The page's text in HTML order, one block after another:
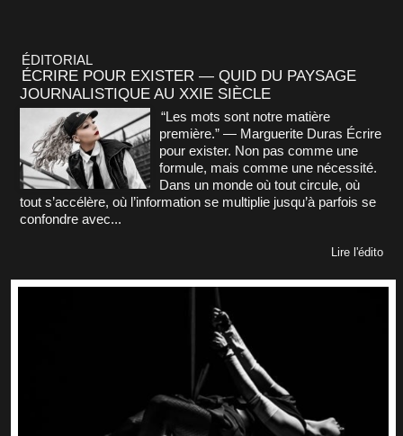
ÉDITORIAL
ÉCRIRE POUR EXISTER — QUID DU PAYSAGE
JOURNALISTIQUE AU XXIE SIÈCLE
“Les mots sont notre matière
première.” — Marguerite Duras Écrire
pour exister. Non pas comme une
formule, mais comme une nécessité.
Dans un monde où tout circule, où
tout s’accélère, où l’information se multiplie jusqu’à parfois se
confondre avec...
Lire l'édito